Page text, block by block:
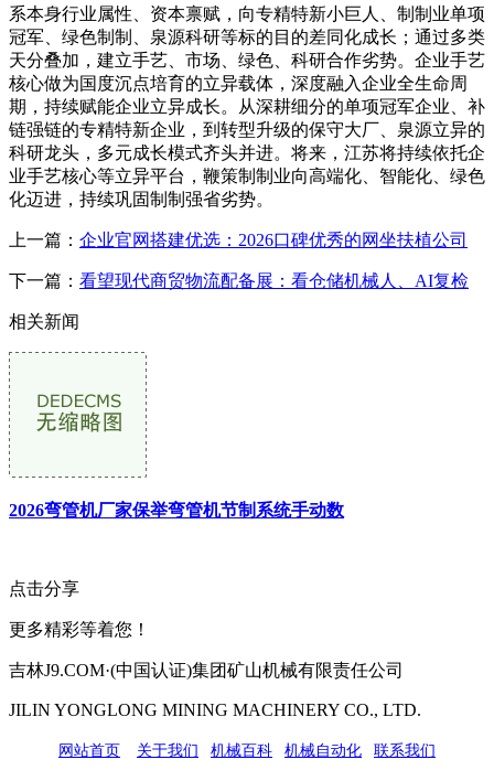
系本身行业属性、资本禀赋，向专精特新小巨人、制制业单项
冠军、绿色制制、泉源科研等标的目的差同化成长；通过多类
天分叠加，建立手艺、市场、绿色、科研合作劣势。企业手艺
核心做为国度沉点培育的立异载体，深度融入企业全生命周
期，持续赋能企业立异成长。从深耕细分的单项冠军企业、补
链强链的专精特新企业，到转型升级的保守大厂、泉源立异的
科研龙头，多元成长模式齐头并进。将来，江苏将持续依托企
业手艺核心等立异平台，鞭策制制业向高端化、智能化、绿色
化迈进，持续巩固制制强省劣势。
上一篇： 企业官网搭建优选：2026口碑优秀的网坐扶植公司
下一篇： 看望现代商贸物流配备展：看仓储机械人、AI复检
相关新闻
2026弯管机厂家保举弯管机节制系统手动数
点击分享
更多精彩等着您！
吉林J9.COM·(中国认证)集团矿山机械有限责任公司
JILIN YONGLONG MINING MACHINERY CO., LTD.
网站首页 关于我们 机械百科 机械自动化 联系我们